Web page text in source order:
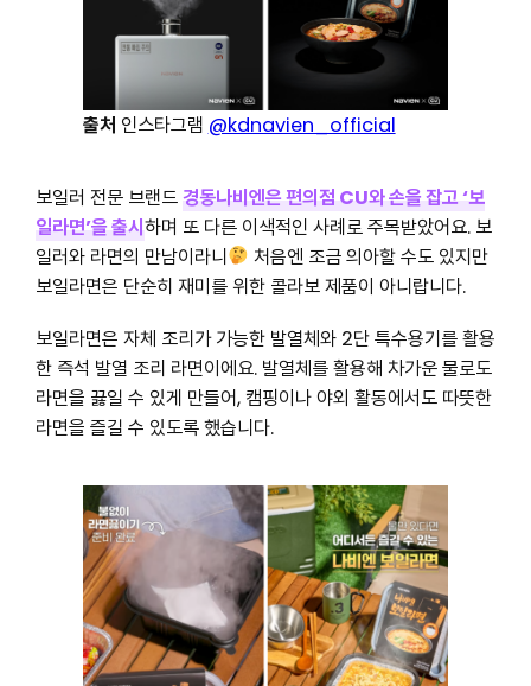
출처 인스타그램 @kdnavien_official
보일러 전문 브랜드경동나비엔은 편의점 CU와 손을 잡고 ‘보
일라면’을 출시하며 또 다른 이색적인 사례로 주목받았어요. 보
일러와 라면의 만남이라니
처음엔 조금 의아할 수도 있지만
보일라면은 단순히 재미를 위한 콜라보 제품이 아니랍니다.
보일라면은 자체 조리가 가능한 발열체와 2단 특수용기를 활용
한 즉석 발열 조리 라면이에요. 발열체를 활용해 차가운 물로도
라면을 끓일 수 있게 만들어, 캠핑이나 야외 활동에서도 따뜻한
라면을 즐길 수 있도록 했습니다.